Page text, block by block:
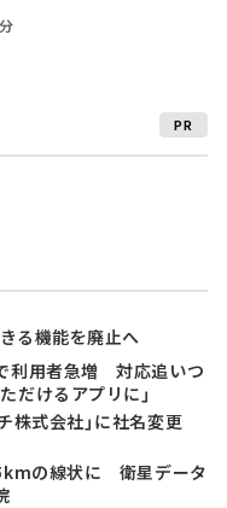
PR
る機能を廃止へ
利用者急増 対応追いつ
だけるアプリに」
株式会社」に社名変更
の線状に 衛星データ